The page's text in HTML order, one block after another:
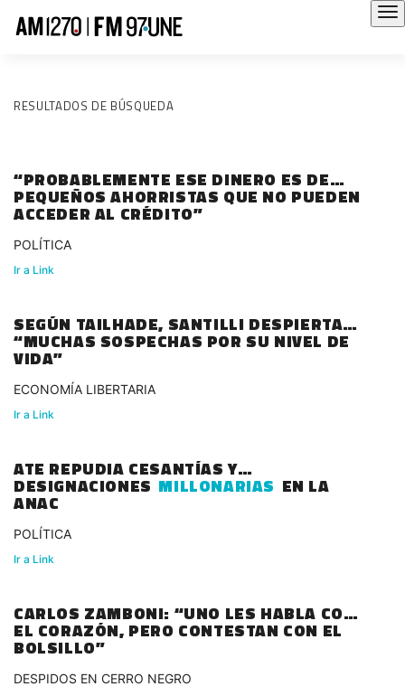
RESULTADOS DE BÚSQUEDA
“PROBABLEMENTE ESE DINERO ES DE
PEQUEÑOS AHORRISTAS QUE NO PUEDEN
ACCEDER AL CRÉDITO”
POLÍTICA
Ir a Link
SEGÚN TAILHADE, SANTILLI DESPIERTA
“MUCHAS SOSPECHAS POR SU NIVEL DE
VIDA”
ECONOMÍA LIBERTARIA
Ir a Link
ATE REPUDIA CESANTÍAS Y
DESIGNACIONES MILLONARIAS EN LA
ANAC
POLÍTICA
Ir a Link
CARLOS ZAMBONI: “UNO LES HABLA CON
EL CORAZÓN, PERO CONTESTAN CON EL
BOLSILLO”
DESPIDOS EN CERRO NEGRO